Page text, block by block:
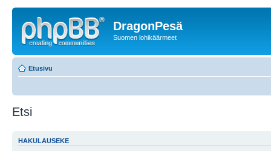
DragonPesä
Suomen lohikäärmeet
Etusivu
Etsi
HAKULAUSEKE